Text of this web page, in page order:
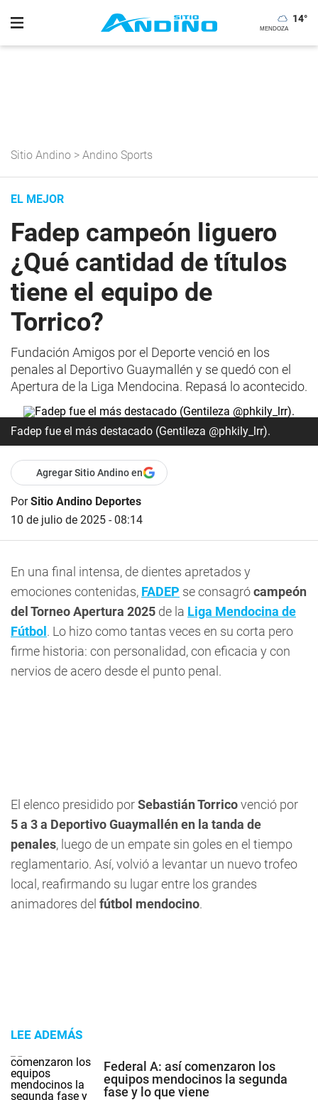
14°
Sitio Andino > Andino Sports
EL MEJOR
Fadep campeón liguero
¿Qué cantidad de títulos
tiene el equipo de
Torrico?
Fundación Amigos por el Deporte venció en los
penales al Deportivo Guaymallén y se quedó con el
Apertura de la Liga Mendocina. Repasá lo acontecido.
Fadep fue el más destacado (Gentileza @phkily_lrr).
Agregar Sitio Andino en
PorSitio Andino Deportes
10 de julio de 2025 - 08:14
En una final intensa, de dientes apretados y
emociones contenidas, FADEP se consagrócampeón
del Torneo Apertura 2025 de la Liga Mendocina de
Fútbol . Lo hizo como tantas veces en su corta pero
firme historia: con personalidad, con eficacia y con
nervios de acero desde el punto penal.
El elenco presidido porSebastián Torricovenció por
5 a 3 a Deportivo Guaymallén en la tanda de
penales, luego de un empate sin goles en el tiempo
reglamentario. Así, volvió a levantar un nuevo trofeo
local, reafirmando su lugar entre los grandes
animadores del fútbol mendocino.
LEE ADEMÁS
Federal A: así comenzaron los
equipos mendocinos la segunda
fase y lo que viene